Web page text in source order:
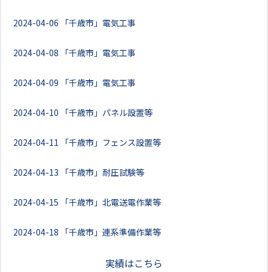
2024-04-06 「千歳市」電気工事
2024-04-08 「千歳市」電気工事
2024-04-09 「千歳市」電気工事
2024-04-10 「千歳市」パネル設置等
2024-04-11 「千歳市」フェンス設置等
2024-04-13 「千歳市」耐圧試験等
2024-04-15 「千歳市」北電送電作業等
2024-04-18 「千歳市」連系準備作業等
実績はこちら